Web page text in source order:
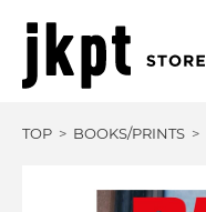
TOP BOOKS/PRINTS